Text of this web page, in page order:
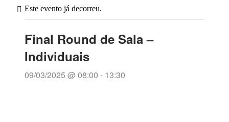
Este evento já decorreu.
Final Round de Sala –
Individuais
09/03/2025 @ 08:00 - 13:30